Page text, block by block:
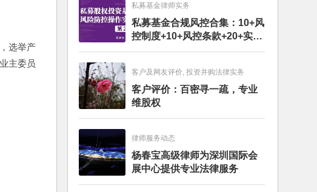
选举产
主委员
私募基金律师实务
私募基金合规风控合集：10+风
控制度+10+风控条款+20+实务
文章+每月动态
客户及网友评价, 投资并购法律实务
客户评价：百密寻一疏，专业
维股权
律师服务动态
杨春宝高级律师为深圳国际会
展中心提供专业法律服务